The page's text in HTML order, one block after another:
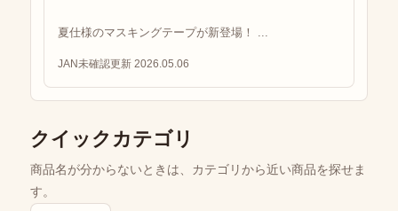
夏仕様のマスキングテープが新登場！ ...
JAN未確認更新 2026.05.06
クイックカテゴリ
商品名が分からないときは、カテゴリから近い商品を探せま
す。